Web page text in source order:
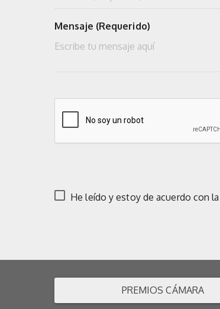
Mensaje (Requerido)
He leído y estoy de acuerdo con la
PREMIOS CÁMARA